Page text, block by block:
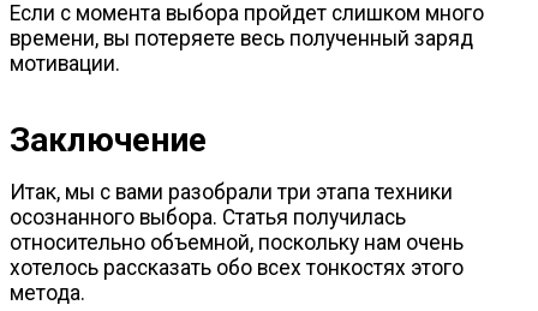
Если с момента выбора пройдет слишком много
времени, вы потеряете весь полученный заряд
мотивации.
Заключение
Итак, мы с вами разобрали три этапа техники
осознанного выбора. Статья получилась
относительно объемной, поскольку нам очень
хотелось рассказать обо всех тонкостях этого
метода.